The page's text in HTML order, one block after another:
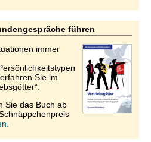
führen
immer
Sie im
Sie das Buch ab